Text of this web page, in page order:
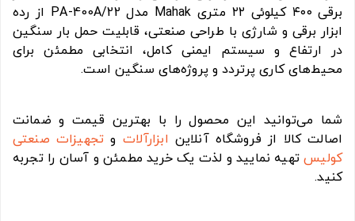
برقی ۴۰۰ کیلوئی ۲۲ متری Mahak مدل PA-400A/22 از رده
ابزار برقی و شارژی با طراحی صنعتی، قابلیت حمل بار سنگین
در ارتفاع و سیستم ایمنی کامل، انتخابی مطمئن برای
محیط‌های کاری پرتردد و پروژه‌های سنگین است.
شما می‌توانید این محصول را با بهترین قیمت و ضمانت
اصالت کالا از فروشگاه آنلاین ابزارآلات وتجهیزات صنعتی
کولیستهیه نمایید و لذت یک خرید مطمئن و آسان را تجربه
کنید.